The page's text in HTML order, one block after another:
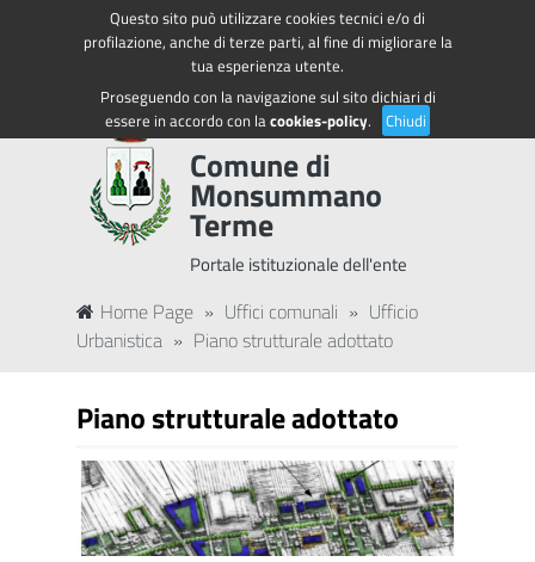
Questo sito può utilizzare cookies tecnici e/o di
profilazione, anche di terze parti, al fine di migliorare la
tua esperienza utente.
Proseguendo con la navigazione sul sito dichiari di
essere in accordo con lacookies-policy. Chiudi
Regione Toscana Accedi ai servizi
Comune di
Monsummano
Terme
Portale istituzionale dell'ente
Home Page » Uffici comunali » Ufficio
Urbanistica » Piano strutturale adottato
Piano strutturale adottato